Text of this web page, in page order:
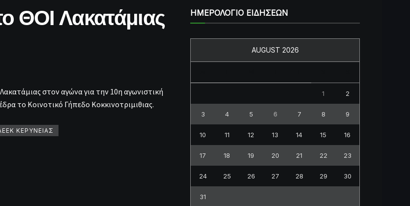
ΘΟΙ Λακατάμιας
στον αγώνα για την 10η αγωνιστική
το Κοινοτικό Γήπεδο Κοκκινοτριμιθιας.
ΚΕΡΥΝΕΙΑΣ
ΗΜΕΡΟΛΟΓΙΟ ΕΙΔΗΣΕΩΝ
AUGUST 2026
1 2
3 4 5 6 7 8 9
10 11 12 13 14 15 16
17 18 19 20 21 22 23
24 25 26 27 28 29 30
31